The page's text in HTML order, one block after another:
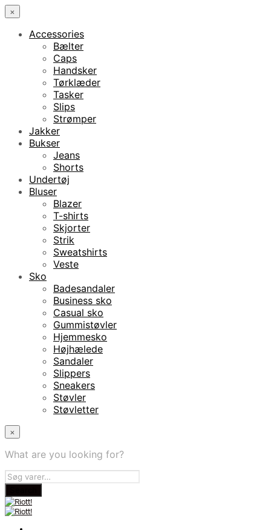
×
Accessories
Bælter
Caps
Handsker
Tørklæder
Tasker
Slips
Strømper
Jakker
Bukser
Jeans
Shorts
Undertøj
Bluser
Blazer
T-shirts
Skjorter
Strik
Sweatshirts
Veste
Sko
Badesandaler
Business sko
Casual sko
Gummistøvler
Hjemmesko
Højhælede
Sandaler
Slippers
Sneakers
Støvler
Støvletter
×
What are you looking for?